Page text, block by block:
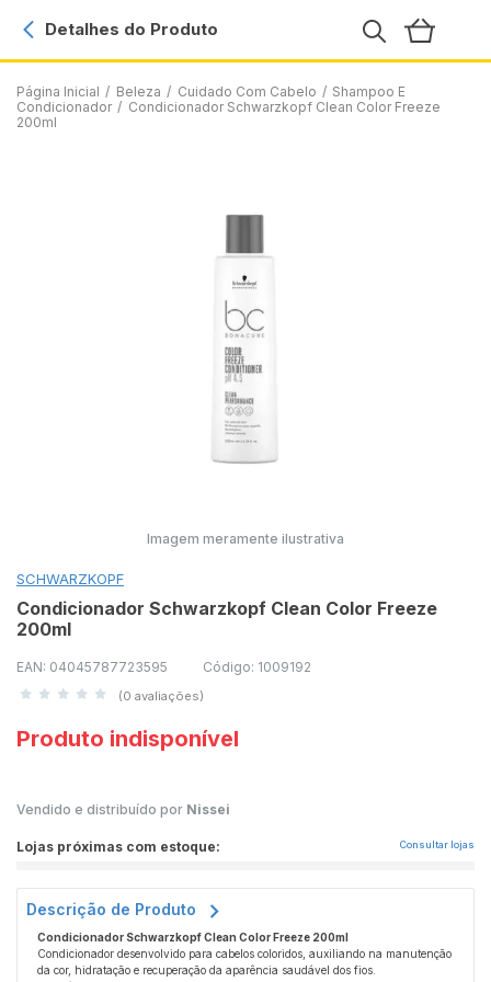
Página Inicial / Beleza / Cuidado Com Cabelo / Shampoo E
Condicionador / Condicionador Schwarzkopf Clean Color Freeze
200ml
Detalhes do Produto
Imagem meramente ilustrativa
SCHWARZKOPF
Condicionador Schwarzkopf Clean Color Freeze
200ml
EAN: 04045787723595 Código: 1009192
(0 avaliações)
Produto indisponível
Vendido e distribuído por Nissei
Lojas próximas com estoque: Consultar lojas
Descrição de Produto
Condicionador Schwarzkopf Clean Color Freeze 200ml
Condicionador desenvolvido para cabelos coloridos, auxiliando na manutenção
da cor, hidratação e recuperação da aparência saudável dos fios.